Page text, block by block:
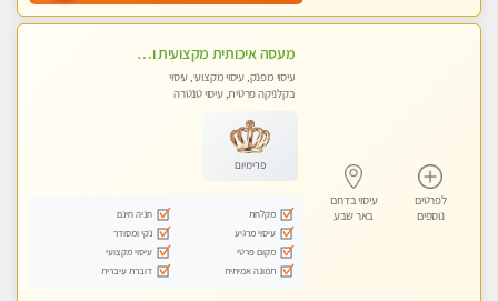
לפרטים
נוספים
עיסוי בדרום
באר שבע
מעסה איכותית מקצועית ומפנקת מאוד בבאר שבע
עיסוי מפנק, עיסוי מקצועי, עיסוי
בקלניקה פרטית, עיסוי טנטרה
פרימיום
מקלחת
חניה חינם
עיסוי מרגיע
נקי ומסודר
מקום פרטי
עיסוי מקצועי
תמונה אמיתית
דוברת עיברית